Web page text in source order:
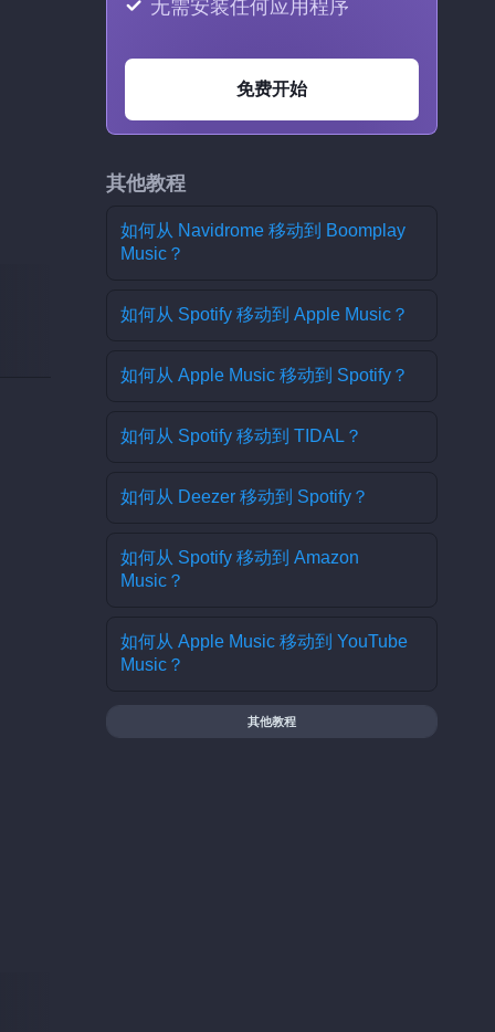
无需安装任何应用程序
免费开始
其他教程
如何从 Navidrome 移动到 Boomplay
Music？
如何从 Spotify 移动到 Apple Music？
如何从 Apple Music 移动到 Spotify？
如何从 Spotify 移动到 TIDAL？
如何从 Deezer 移动到 Spotify？
如何从 Spotify 移动到 Amazon
Music？
如何从 Apple Music 移动到 YouTube
Music？
其他教程